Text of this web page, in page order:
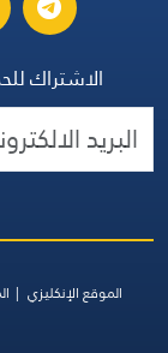
الاشتراك
الموقع الإنكليزي